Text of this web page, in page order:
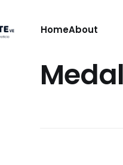
HomeAbout